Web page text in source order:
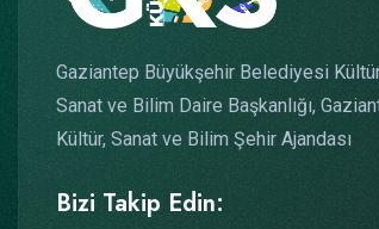
Gaziantep Büyükşehir Belediyesi
Sanat ve Bilim Daire Başkanlığı,
Kültür, Sanat ve Bilim Şehir Ajandası
Bizi Takip Edin: